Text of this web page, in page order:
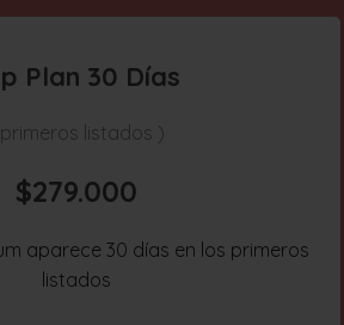
Plan 30 Días
listados )
$279.000
aparece 30 días en los primeros
listados